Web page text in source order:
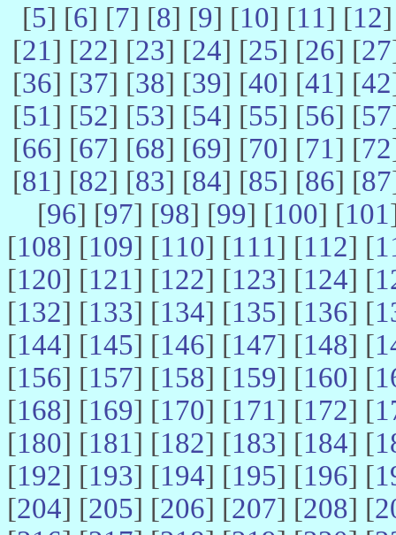
[5] [6] [7] [8] [9] [10] [11] [12
[21] [22] [23] [24] [25] [26] [27
[36] [37] [38] [39] [40] [41] [42
[51] [52] [53] [54] [55] [56] [57
[66] [67] [68] [69] [70] [71] [72
[81] [82] [83] [84] [85] [86] [87
[96] [97] [98] [99] [100] [101
[108] [109] [110] [111] [112] [
[120] [121] [122] [123] [124] [
[132] [133] [134] [135] [136] [
[144] [145] [146] [147] [148] [
[156] [157] [158] [159] [160] [
[168] [169] [170] [171] [172] [
[180] [181] [182] [183] [184] [
[192] [193] [194] [195] [196] [
[204] [205] [206] [207] [208] [